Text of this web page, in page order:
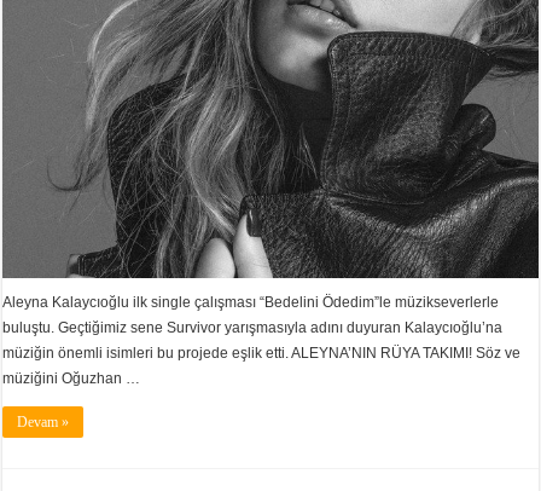
Aleyna Kalaycıoğlu ilk single çalışması “Bedelini Ödedim”le müzikseverlerle
buluştu. Geçtiğimiz sene Survivor yarışmasıyla adını duyuran Kalaycıoğlu’na
müziğin önemli isimleri bu projede eşlik etti. ALEYNA’NIN RÜYA TAKIMI! Söz ve
müziğini Oğuzhan …
Devam »